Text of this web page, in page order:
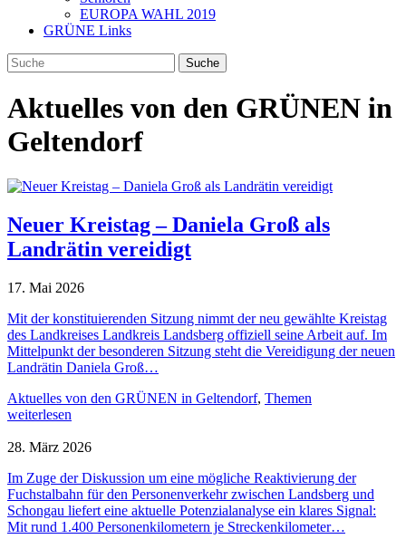
EUROPA WAHL 2019
GRÜNE Links
Aktuelles von den GRÜNEN in
Geltendorf
Neuer Kreistag – Daniela Groß als
Landrätin vereidigt
17. Mai 2026
Mit der konstituierenden Sitzung nimmt der neu gewählte Kreistag
des Landkreises Landkreis Landsberg offiziell seine Arbeit auf. Im
Mittelpunkt der besonderen Sitzung steht die Vereidigung der neuen
Landrätin Daniela Groß…
Aktuelles von den GRÜNEN in Geltendorf, Themen
weiterlesen
28. März 2026
Im Zuge der Diskussion um eine mögliche Reaktivierung der
Fuchstalbahn für den Personenverkehr zwischen Landsberg und
Schongau liefert eine aktuelle Potenzialanalyse ein klares Signal:
Mit rund 1.400 Personenkilometern je Streckenkilometer…